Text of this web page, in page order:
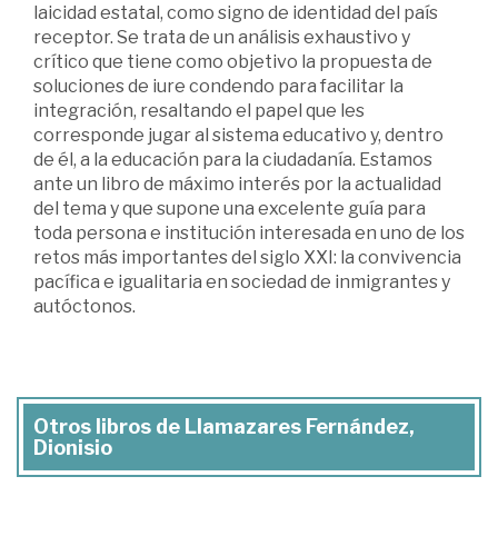
laicidad estatal, como signo de identidad del país
receptor. Se trata de un análisis exhaustivo y
crítico que tiene como objetivo la propuesta de
soluciones de iure condendo para facilitar la
integración, resaltando el papel que les
corresponde jugar al sistema educativo y, dentro
de él, a la educación para la ciudadanía. Estamos
ante un libro de máximo interés por la actualidad
del tema y que supone una excelente guía para
toda persona e institución interesada en uno de los
retos más importantes del siglo XXI: la convivencia
pacífica e igualitaria en sociedad de inmigrantes y
autóctonos.
Otros libros de Llamazares Fernández,
Dionisio